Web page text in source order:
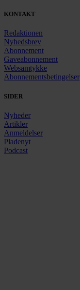
KONTAKT
Redaktionen
Nyhedsbrev
Abonnement
Gaveabonnement
Websamtykke
Abonnementsbetingelser
SIDER
Nyheder
Artikler
Anmeldelser
Pladenyt
Podcast